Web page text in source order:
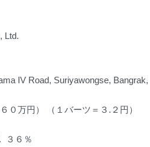
Ltd.
IV Road, Suriyawongse, Bangrak,
０万円） （１バーツ＝３.２円）
３６％